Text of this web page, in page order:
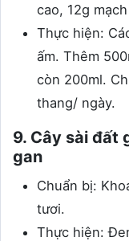
cao, 12g
Thực hiện:
ấm. Thêm
còn 200ml.
thang/ ngày.
9. Cây sài đất
gan
Chuẩn bị:
tươi.
Thực hiện: